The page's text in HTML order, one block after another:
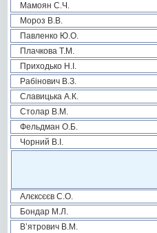
Мамоян С.Ч.
Мороз В.В.
Павленко Ю.О.
Плачкова Т.М.
Приходько Н.І.
Рабінович В.З.
Славицька А.К.
Столар В.М.
Фельдман О.Б.
Чорний В.І.
Алєксєєв С.О.
Бондар М.Л.
В’ятрович В.М.